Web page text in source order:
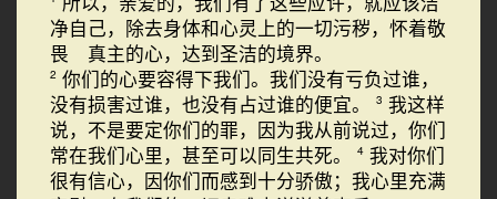
净自己，除去身体和心灵上的一切污秽，怀着敬
畏 真主的心，达到圣洁的境界。
2 你们的心要容得下我们。我们没有亏负过谁，
没有损害过谁，也没有占过谁的便宜。
3 我这样
说，不是要定你们的罪，因为我从前说过，你们
常在我们心里，甚至可以同生共死。
4 我对你们
很有信心，因你们而感到十分骄傲；我心里充满